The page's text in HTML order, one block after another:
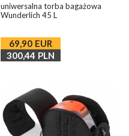
uniwersalna torba bagażowa
Wunderlich 45 L
69,90 EUR
300,44 PLN